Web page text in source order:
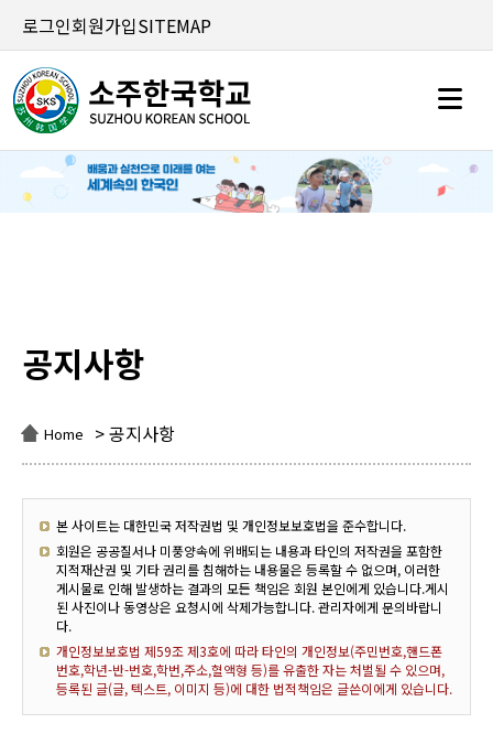
로그인회원가입SITEMAP
공지사항
Home > 공지사항
본 사이트는 대한민국 저작권법 및 개인정보보호법을 준수합니다.
회원은 공공질서나 미풍양속에 위배되는 내용과 타인의 저작권을 포함한
지적재산권 및 기타 권리를 침해하는 내용물은 등록할 수 없으며, 이러한
게시물로 인해 발생하는 결과의 모든 책임은 회원 본인에게 있습니다.게시
된 사진이나 동영상은 요청시에 삭제가능합니다. 관리자에게 문의바랍니
다.
개인정보보호법 제59조 제3호에 따라 타인의 개인정보(주민번호,핸드폰
번호,학년-반-번호,학번,주소,혈액형 등)를 유출한 자는 처벌될 수 있으며,
등록된 글(글, 텍스트, 이미지 등)에 대한 법적책임은 글쓴이에게 있습니다.